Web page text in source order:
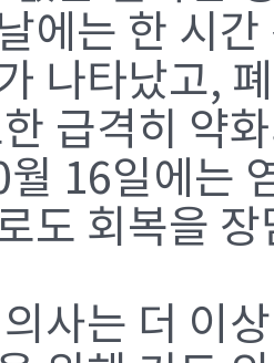
에는 한 시
나타났고,
급격히 약
월 16일에는
도 회복을
사는 더 이